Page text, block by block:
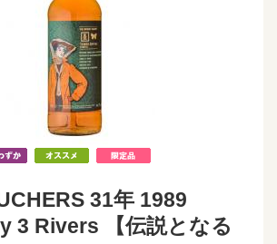
31年 1989
3 Rivers 【伝説となる